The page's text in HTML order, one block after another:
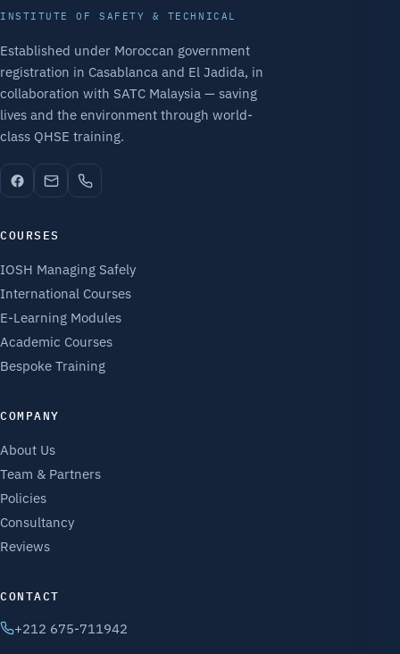
INSTITUTE OF SAFETY & TECHNICAL
Established under Moroccan government
registration in Casablanca and El Jadida, in
collaboration with SATC Malaysia — saving
lives and the environment through world-
class QHSE training.
COURSES
IOSH Managing Safely
International Courses
E-Learning Modules
Academic Courses
Bespoke Training
COMPANY
About Us
Team & Partners
Policies
Consultancy
Reviews
CONTACT
+212 675-711942